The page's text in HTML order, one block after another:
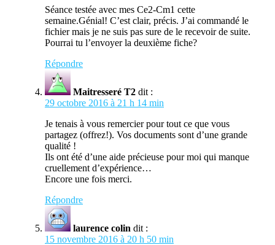
Séance testée avec mes Ce2-Cm1 cette
semaine.Génial! C’est clair, précis. J’ai commandé le
fichier mais je ne suis pas sure de le recevoir de suite.
Pourrai tu l’envoyer la deuxième fiche?
Répondre
Maitresseré T2 dit :
29 octobre 2016 à 21 h 14 min
Je tenais à vous remercier pour tout ce que vous
partagez (offrez!). Vos documents sont d’une grande
qualité !
Ils ont été d’une aide précieuse pour moi qui manque
cruellement d’expérience…
Encore une fois merci.
Répondre
laurence colin dit :
15 novembre 2016 à 20 h 50 min